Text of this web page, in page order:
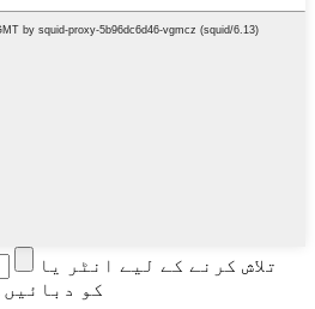
تلاش کرنے کے لیے انٹر یا
بند کرنے کے لیے ESC کو دبائیں۔